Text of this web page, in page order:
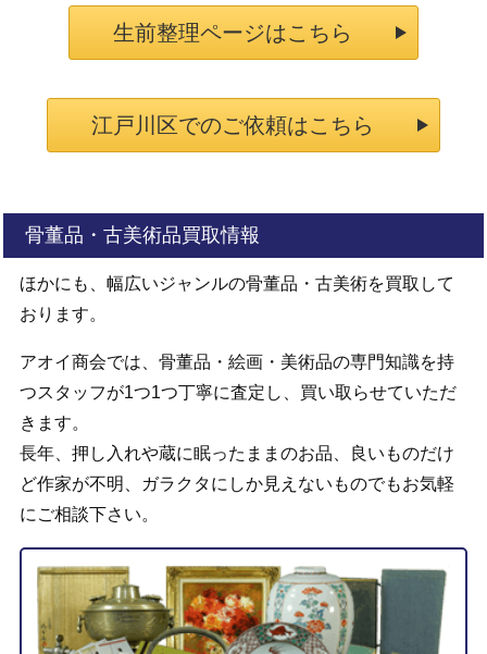
生前整理ページはこちら
江戸川区でのご依頼はこちら
骨董品・古美術品買取情報
ほかにも、幅広いジャンルの骨董品・古美術を買取して
おります。
アオイ商会では、骨董品・絵画・美術品の専門知識を持
つスタッフが1つ1つ丁寧に査定し、買い取らせていただ
きます。
長年、押し入れや蔵に眠ったままのお品、良いものだけ
ど作家が不明、ガラクタにしか見えないものでもお気軽
にご相談下さい。